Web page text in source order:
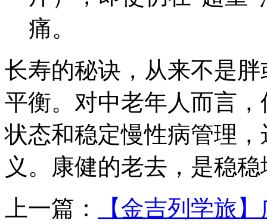
痛。
长寿的秘诀，从来不是
平衡。对中老年人而言
状态和稳定慢性病管理
义。康健的老去，是稳
上一篇：
【金吉列学旅